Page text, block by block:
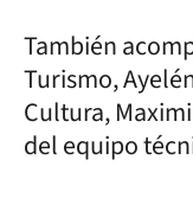
También
Turismo,
Cultura,
del equipo